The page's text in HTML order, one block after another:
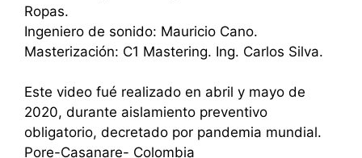
Ropas.
Ingeniero de sonido: Mauricio Cano.
Masterización: C1 Mastering. Ing. Carlos Silva.
Este video fué realizado en abril y mayo de
2020, durante aislamiento preventivo
obligatorio, decretado por pandemia mundial.
Pore-Casanare- Colombia